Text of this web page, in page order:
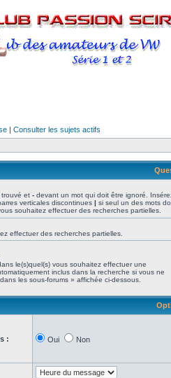
| Consulter les sujets actifs
et - devant un mot qui doit être ignoré.
verticales discontinues | si seul un des mots
souhaitez effectuer des recherches partielles.
effectuer des recherches partielles.
le(s)quel(s) vous souhaitez effectuer une
inclus dans la recherche si vous ne
les sous-forums » affichée ci-dessous.
: Oui Non